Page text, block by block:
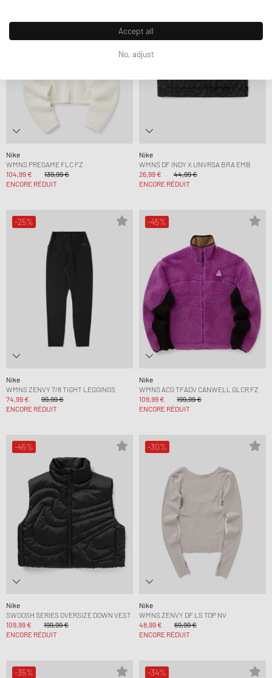
Nike
WMNS PREGAME FLC FZ
104,99 €
139,99 €
ENCORE RÉDUIT
Nike
WMNS DF INDY X UNVRSA BRA EMB
26,99 €
44,99 €
ENCORE RÉDUIT
-25%
Nike
WMNS ZENVY 7/8 TIGHT LEGGINGS
74,99 €
99,99 €
ENCORE RÉDUIT
-45%
Nike
WMNS ACG TFADV CANWELL GLCR FZ
109,99 €
199,99 €
ENCORE RÉDUIT
-45%
Nike
SWOOSH SERIES OVERSIZE DOWN VEST
109,99 €
199,99 €
ENCORE RÉDUIT
-30%
Nike
WMNS ZENVY DF LS TOP NV
48,99 €
69,99 €
ENCORE RÉDUIT
-35% -34%
Accept all
No, adjust